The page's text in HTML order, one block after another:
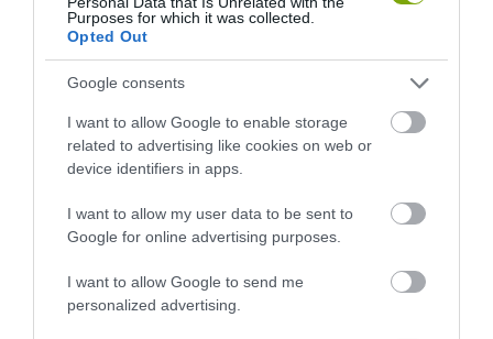
Purposes for which it was collected.
Opted Out
Google consents
I want to allow Google to enable storage
related to advertising like cookies on web or
device identifiers in apps.
I want to allow my user data to be sent to
Google for online advertising purposes.
I want to allow Google to send me
personalized advertising.
ÉVES: AZ EMBER, AKI
MEGTANÍTOTTA A VILÁGNAK,
HOGYAN KELL NÉZNI A
TERMÉSZETET
FÉREGÉRT – CSAK ÉPPEN NEM
AZ OKOZTA A RÁKOT
2026-04-23